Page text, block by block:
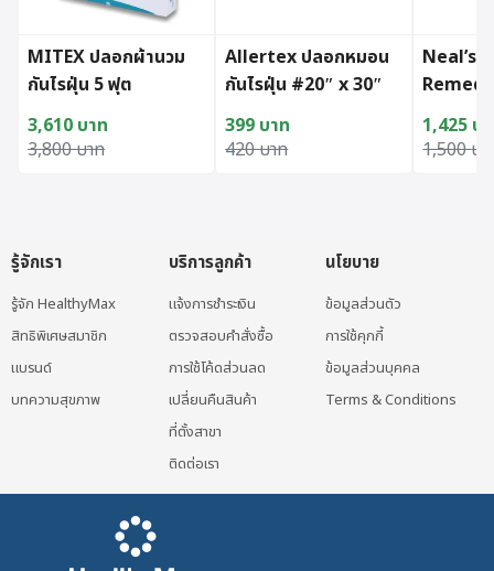
MITEX ปลอกผ้านวม
กันไรฝุ่น 5 ฟุต
3,800บาท
Original price was: 3,800 บาท.
3,610 บาท
Current price is: 3,610 บาท.
Allertex ปลอกหมอน
กันไรฝุ่น #20″ x 30″
420บาท
Original price was: 420 บาท.
399 บาท
Current price is: 399 บาท.
Neal’s
Mist
1,500บ
Original
1,425 บ
Current
รู้จักเรา
รู้จัก HealthyMax
สิทธิพิเศษสมาชิก
แบรนด์
บทความสุขภาพ
บริการลูกค้า
แจ้งการชำระเงิน
ตรวจสอบคำสั่งซื้อ
การใช้โค้ดส่วนลด
เปลี่ยนคืนสินค้า
ที่ตั้งสาขา
ติดต่อเรา
นโยบาย
ข้อมูลส่วนตัว
การใช้คุกกี้
ข้อมูลส่วนบุคคล
Terms & Conditions